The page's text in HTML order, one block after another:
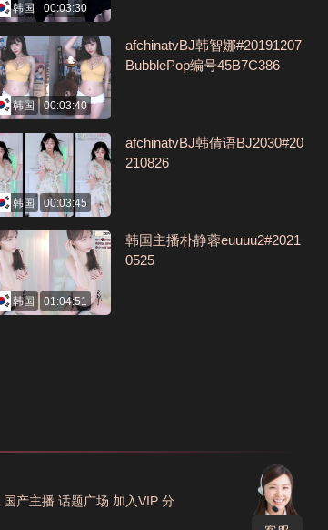
韩国 00:03:30
韩国 00:03:40
afchinatvBJ韩智娜#20191207
BubblePop编号45B7C386
韩国 00:03:45
afchinatvBJ韩倩语BJ2030#20
210826
韩国 01:04:51
韩国主播朴静蓉euuuu2#2021
0525
国产主播 话题广场 加入VIP 分